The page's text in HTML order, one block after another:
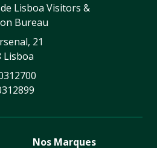
Lisboa Visitors &
Bureau
21
Lisboa
Nos Marques